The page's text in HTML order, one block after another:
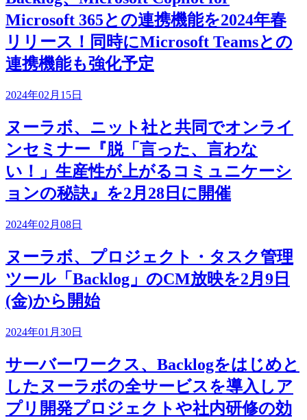
Microsoft 365との連携機能を2024年春
リリース！同時にMicrosoft Teamsとの
連携機能も強化予定
2024年02月15日
ヌーラボ、ニット社と共同でオンライ
ンセミナー『脱「言った、言わな
い！」生産性が上がるコミュニケーシ
ョンの秘訣』を2月28日に開催
2024年02月08日
ヌーラボ、プロジェクト・タスク管理
ツール「Backlog」のCM放映を2月9日
(金)から開始
2024年01月30日
サーバーワークス、Backlogをはじめと
したヌーラボの全サービスを導入しア
プリ開発プロジェクトや社内研修の効